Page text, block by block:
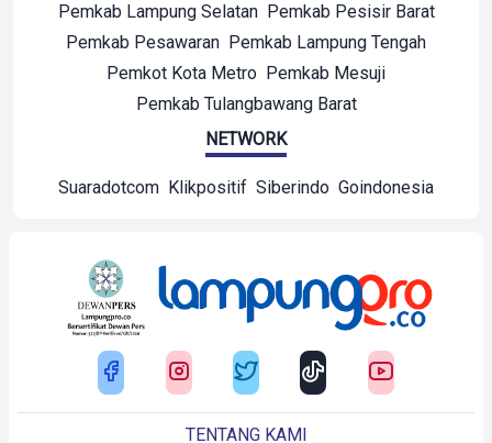
Pemkab Lampung Selatan Pemkab Pesisir Barat
Pemkab Pesawaran Pemkab Lampung Tengah
Pemkot Kota Metro Pemkab Mesuji
Pemkab Tulangbawang Barat
NETWORK
Suaradotcom Klikpositif Siberindo Goindonesia
TENTANG KAMI